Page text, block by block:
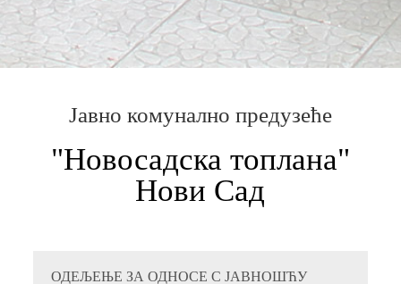
Јавно комунално предузеће
"Новосадска топлана"
Нови Сад
ОДЕЉЕЊЕ ЗА ОДНОСЕ С ЈАВНОШЋУ